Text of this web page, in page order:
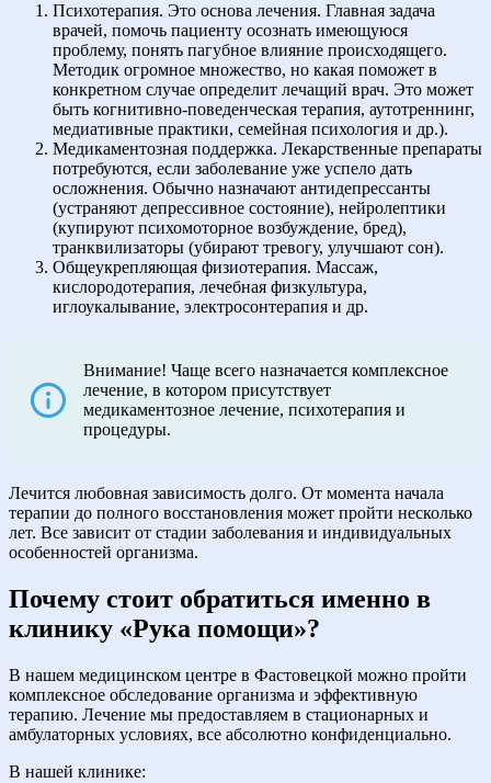
Психотерапия. Это основа лечения. Главная задача
врачей, помочь пациенту осознать имеющуюся
проблему, понять пагубное влияние происходящего.
Методик огромное множество, но какая поможет в
конкретном случае определит лечащий врач. Это может
быть когнитивно-поведенческая терапия, аутотреннинг,
медиативные практики, семейная психология и др.).
Медикаментозная поддержка. Лекарственные препараты
потребуются, если заболевание уже успело дать
осложнения. Обычно назначают антидепрессанты
(устраняют депрессивное состояние), нейролептики
(купируют психомоторное возбуждение, бред),
транквилизаторы (убирают тревогу, улучшают сон).
Общеукрепляющая физиотерапия. Массаж,
кислородотерапия, лечебная физкультура,
иглоукалывание, электросонтерапия и др.
Внимание! Чаще всего назначается комплексное
лечение, в котором присутствует
медикаментозное лечение, психотерапия и
процедуры.
Лечится любовная зависимость долго. От момента начала
терапии до полного восстановления может пройти несколько
лет. Все зависит от стадии заболевания и индивидуальных
особенностей организма.
Почему стоит обратиться именно в
клинику «Рука помощи»?
В нашем медицинском центре в Фастовецкой можно пройти
комплексное обследование организма и эффективную
терапию. Лечение мы предоставляем в стационарных и
амбулаторных условиях, все абсолютно конфиденциально.
В нашей клинике: